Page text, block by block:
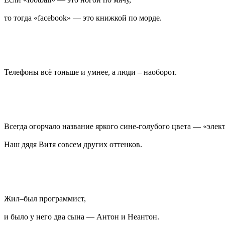
то тогда «facebook» — это книжкой по морде.
Телефоны всё тоньше и умнее, а люди – наоборот.
Всегда огорчало название яркого сине-голубого цвета —
Наш дядя Витя совсем других оттенков.
Жил–был программист,
и было у него два сына — Антон и Неантон.